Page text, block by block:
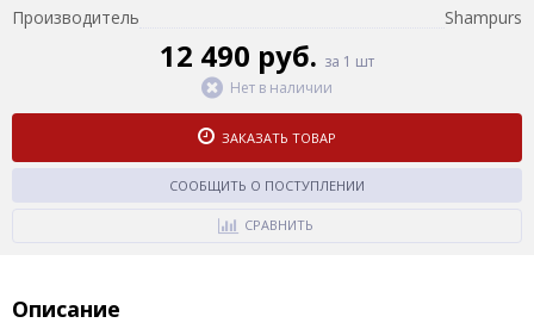
Производитель
Shampurs
12 490 руб. за 1 шт
Нет в наличии
ЗАКАЗАТЬ ТОВАР
СООБЩИТЬ О ПОСТУПЛЕНИИ
СРАВНИТЬ
Описание